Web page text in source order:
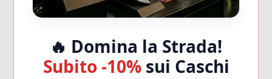
🔥 Domina la Strada!
Subito -10%sui Caschi